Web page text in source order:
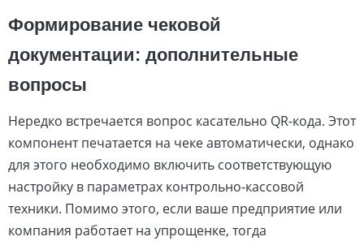
Формирование чековой
документации: дополнительные
вопросы
Нередко встречается вопрос касательно QR-кода. Этот
компонент печатается на чеке автоматически, однако
для этого необходимо включить соответствующую
настройку в параметрах контрольно-кассовой
техники. Помимо этого, если ваше предприятие или
компания работает на упрощенке, тогда